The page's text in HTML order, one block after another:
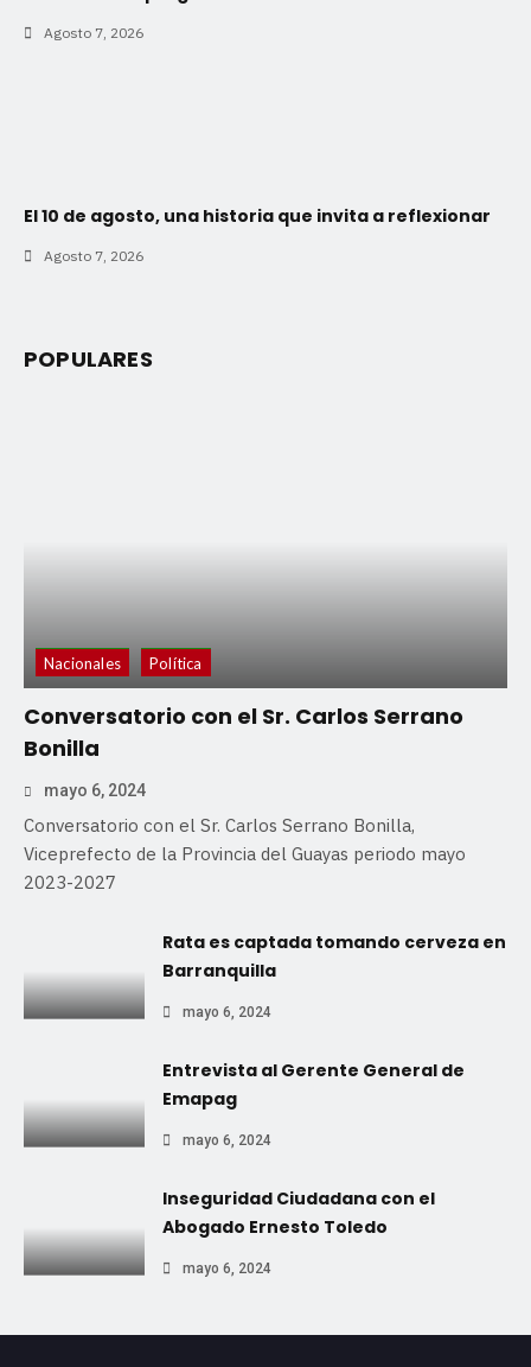
Agosto 7, 2026
El 10 de agosto, una historia que invita a reflexionar
Agosto 7, 2026
POPULARES
Nacionales Política
Conversatorio con el Sr. Carlos Serrano
Bonilla
mayo 6, 2024
Conversatorio con el Sr. Carlos Serrano Bonilla,
Viceprefecto de la Provincia del Guayas periodo mayo
2023-2027
Rata es captada tomando cerveza en
Barranquilla
mayo 6, 2024
Entrevista al Gerente General de
Emapag
mayo 6, 2024
Inseguridad Ciudadana con el
Abogado Ernesto Toledo
mayo 6, 2024